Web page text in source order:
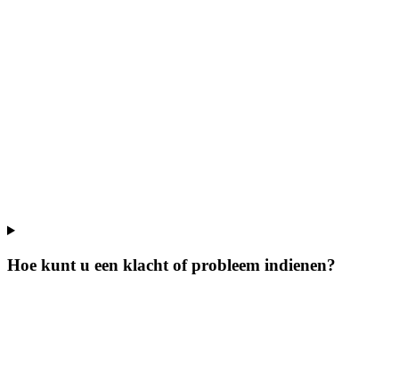
Hoe kunt u een klacht of probleem indienen?